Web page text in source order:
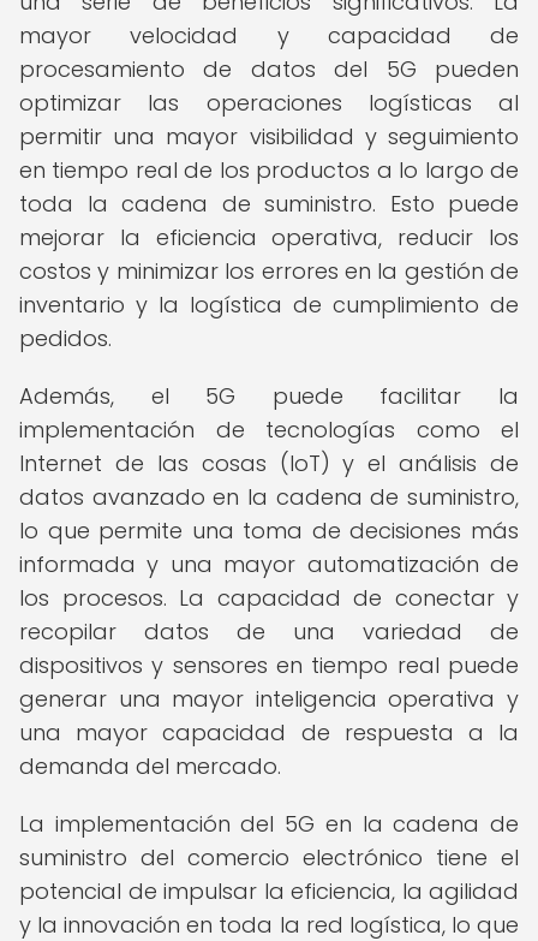
mayor velocidad y capacidad de
procesamiento de datos del 5G pueden
optimizar las operaciones logísticas al
permitir una mayor visibilidad y seguimiento
en tiempo real de los productos a lo largo de
toda la cadena de suministro. Esto puede
mejorar la eficiencia operativa, reducir los
costos y minimizar los errores en la gestión de
inventario y la logística de cumplimiento de
pedidos.
Además, el 5G puede facilitar la
implementación de tecnologías como el
Internet de las cosas (IoT) y el análisis de
datos avanzado en la cadena de suministro,
lo que permite una toma de decisiones más
informada y una mayor automatización de
los procesos. La capacidad de conectar y
recopilar datos de una variedad de
dispositivos y sensores en tiempo real puede
generar una mayor inteligencia operativa y
una mayor capacidad de respuesta a la
demanda del mercado.
La implementación del 5G en la cadena de
suministro del comercio electrónico tiene el
potencial de impulsar la eficiencia, la agilidad
y la innovación en toda la red logística, lo que